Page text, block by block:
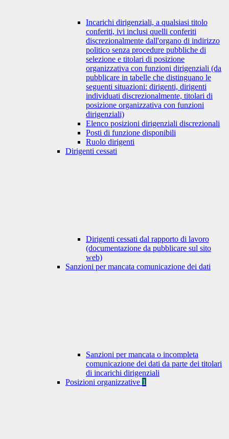
Incarichi dirigenziali, a qualsiasi titolo
conferiti, ivi inclusi quelli conferiti
discrezionalmente dall'organo di indirizzo
politico senza procedure pubbliche di
selezione e titolari di posizione
organizzativa con funzioni dirigenziali (da
pubblicare in tabelle che distinguano le
seguenti situazioni: dirigenti, dirigenti
individuati discrezionalmente, titolari di
posizione organizzativa con funzioni
dirigenziali)
Elenco posizioni dirigenziali discrezionali
Posti di funzione disponibili
Ruolo dirigenti
Dirigenti cessati
Dirigenti cessati dal rapporto di lavoro
(documentazione da pubblicare sul sito
web)
Sanzioni per mancata comunicazione dei dati
Sanzioni per mancata o incompleta
comunicazione dei dati da parte dei titolari
di incarichi dirigenziali
Posizioni organizzative 1